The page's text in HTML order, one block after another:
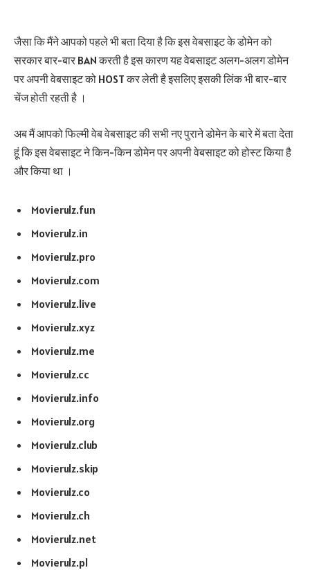
जैसा कि मैंने आपको पहले भी बता दिया है कि इस वेबसाइट के डोमेन को
सरकार बार-बार BAN करती है इस कारण यह वेबसाइट अलग-अलग डोमेन
पर अपनी वेबसाइट को HOST कर लेती है इसलिए इसकी लिंक भी बार-बार
चेंज होती रहती है ।
अब मैं आपको फिल्मी वेब वेबसाइट की सभी नए पुराने डोमेन के बारे में बता देता
हूं कि इस वेबसाइट ने किन-किन डोमेन पर अपनी वेबसाइट को होस्ट किया है
और किया था ।
Movierulz.fun
Movierulz.in
Movierulz.pro
Movierulz.com
Movierulz.live
Movierulz.xyz
Movierulz.me
Movierulz.cc
Movierulz.info
Movierulz.org
Movierulz.club
Movierulz.skip
Movierulz.co
Movierulz.ch
Movierulz.net
Movierulz.pl